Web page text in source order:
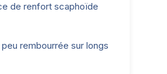
de renfort scaphoïde
peu rembourrée sur longs